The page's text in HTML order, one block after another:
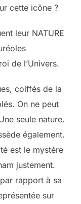
cette icône ?
leur NATURE
de l’Univers.
coiffés de la
On ne peut
seule nature.
également.
est le mystère
justement.
rapport à sa
sur